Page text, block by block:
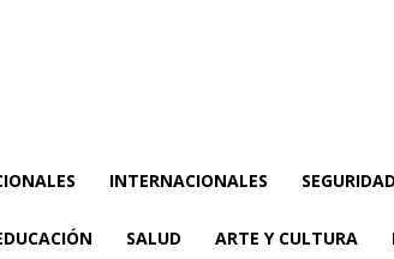
INTERNACIONALES SEGURIDAD
SALUD ARTE Y CULTURA